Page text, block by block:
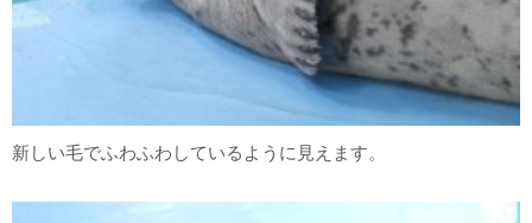
新しい毛でふわふわしているように見えます。